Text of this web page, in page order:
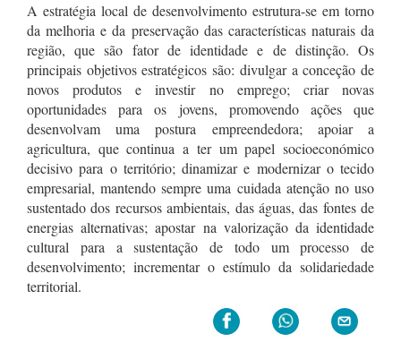
A estratégia local de desenvolvimento estrutura-se em torno
da melhoria e da preservação das características naturais da
região, que são fator de identidade e de distinção. Os
principais objetivos estratégicos são: divulgar a conceção de
novos produtos e investir no emprego; criar novas
oportunidades para os jovens, promovendo ações que
desenvolvam uma postura empreendedora; apoiar a
agricultura, que continua a ter um papel socioeconómico
decisivo para o território; dinamizar e modernizar o tecido
empresarial, mantendo sempre uma cuidada atenção no uso
sustentado dos recursos ambientais, das águas, das fontes de
energias alternativas; apostar na valorização da identidade
cultural para a sustentação de todo um processo de
desenvolvimento; incrementar o estímulo da solidariedade
territorial.